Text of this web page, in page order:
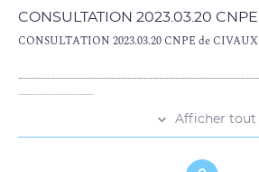
CONSULTATION 2023.03.20
CONSULTATION 2023.03.20 CNPE de CIVAUX
______________
Cette consultation appelle de notre part les
Afficher tout